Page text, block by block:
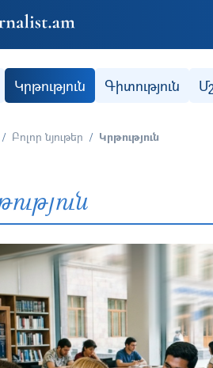
(categories)
Կրթություն Գիտություն
Բոլոր նյութեր Կրթություն